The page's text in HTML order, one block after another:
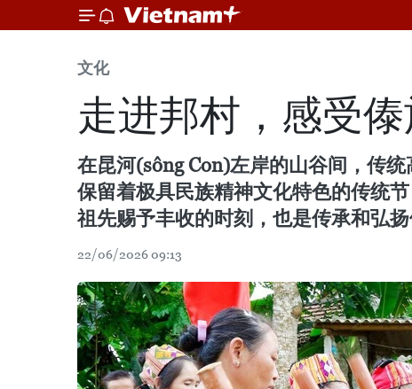
文化
走进邦村，感受
在昆河(sông Con)左岸的山谷间，传
保留着极具民族精神文化特色的传统
祖先赐予丰收的时刻，也是传承和弘
22/06/2026 09:13